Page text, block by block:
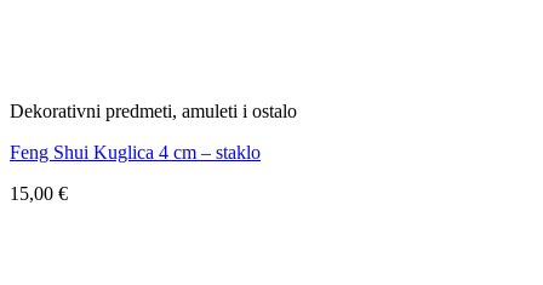
Dekorativni predmeti, amuleti i ostalo
Feng Shui Kuglica 4 cm – staklo
15,00 €